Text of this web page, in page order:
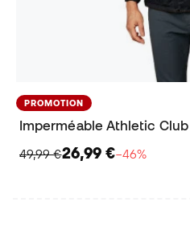
PROMOTION
Imperméable Athletic
49,99 €26,99 €−46%